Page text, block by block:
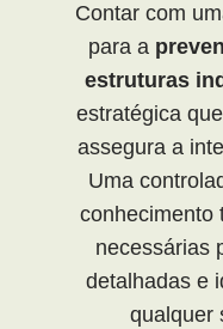
Contar com
para a
estruturas
estratégica
assegura a
Uma
conhecimento
necessárias
detalhadas e
qualquer